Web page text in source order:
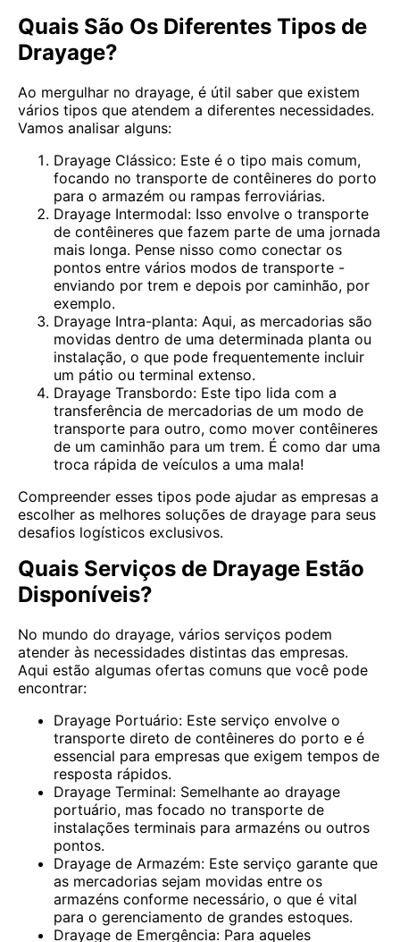
Quais São Os Diferentes Tipos de
Drayage?
Ao mergulhar no drayage, é útil saber que existem
vários tipos que atendem a diferentes necessidades.
Vamos analisar alguns:
Drayage Clássico: Este é o tipo mais comum,
focando no transporte de contêineres do porto
para o armazém ou rampas ferroviárias.
Drayage Intermodal: Isso envolve o transporte
de contêineres que fazem parte de uma jornada
mais longa. Pense nisso como conectar os
pontos entre vários modos de transporte -
enviando por trem e depois por caminhão, por
exemplo.
Drayage Intra-planta: Aqui, as mercadorias são
movidas dentro de uma determinada planta ou
instalação, o que pode frequentemente incluir
um pátio ou terminal extenso.
Drayage Transbordo: Este tipo lida com a
transferência de mercadorias de um modo de
transporte para outro, como mover contêineres
de um caminhão para um trem. É como dar uma
troca rápida de veículos a uma mala!
Compreender esses tipos pode ajudar as empresas a
escolher as melhores soluções de drayage para seus
desafios logísticos exclusivos.
Quais Serviços de Drayage Estão
Disponíveis?
No mundo do drayage, vários serviços podem
atender às necessidades distintas das empresas.
Aqui estão algumas ofertas comuns que você pode
encontrar:
Drayage Portuário: Este serviço envolve o
transporte direto de contêineres do porto e é
essencial para empresas que exigem tempos de
resposta rápidos.
Drayage Terminal: Semelhante ao drayage
portuário, mas focado no transporte de
instalações terminais para armazéns ou outros
pontos.
Drayage de Armazém: Este serviço garante que
as mercadorias sejam movidas entre os
armazéns conforme necessário, o que é vital
para o gerenciamento de grandes estoques.
Drayage de Emergência: Para aqueles